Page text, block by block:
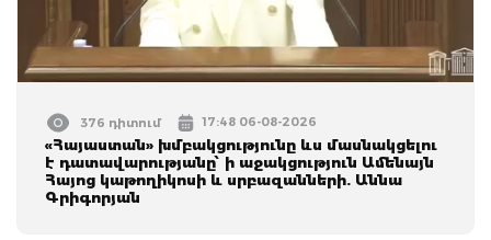
376 դիտում 17:48 06-08-2026
«Հայաստան» խմբակցությունը ևս մասնակցելու
է դատավարությանը՝ ի աջակցություն Ամենայն
Հայոց կաթողիկոսի և սրբազանների. Աննա
Գրիգորյան